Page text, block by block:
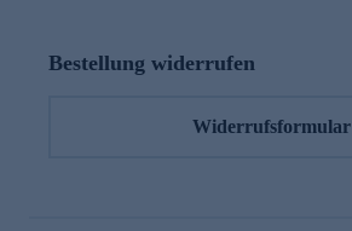
Bestellung widerrufen
Widerrufsformular